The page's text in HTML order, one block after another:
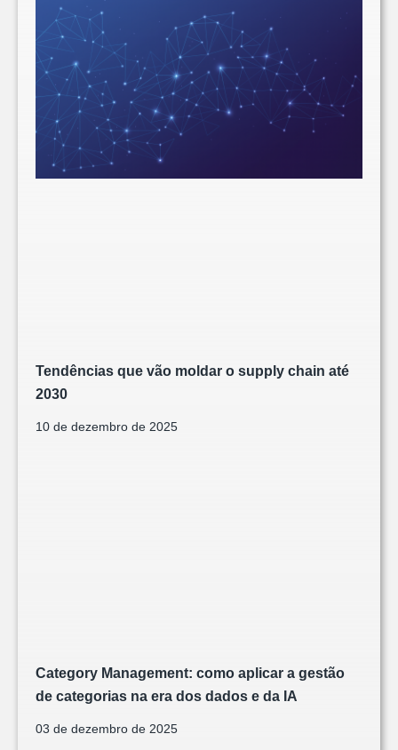
Tendências que vão moldar o supply chain até
2030
10 de dezembro de 2025
Category Management: como aplicar a gestão
de categorias na era dos dados e da IA
03 de dezembro de 2025